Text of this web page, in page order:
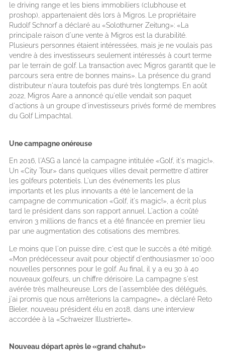
le driving range et les biens immobiliers (clubhouse et
proshop), appartenaient dès lors à Migros. Le propriétaire
Rudolf Schnorf a déclaré au «Solothurner Zeitung»: «La
principale raison d'une vente à Migros est la durabilité.
Plusieurs personnes étaient intéressées, mais je ne voulais pas
vendre à des investisseurs seulement intéressés à court terme
par le terrain de golf. La transaction avec Migros garantit que le
parcours sera entre de bonnes mains». La présence du grand
distributeur n'aura toutefois pas duré très longtemps. En août
2022, Migros Aare a annoncé qu'elle vendait son paquet
d'actions à un groupe d'investisseurs privés formé de membres
du Golf Limpachtal.
Une campagne onéreuse
En 2016, l'ASG a lancé la campagne intitulée «Golf, it's magic!».
Un «City Tour» dans quelques villes devait permettre d'attirer
les golfeurs potentiels. L'un des événements les plus
importants et les plus innovants a été le lancement de la
campagne de communication «Golf, it's magic!», a écrit plus
tard le président dans son rapport annuel. L'action a coûté
environ 3 millions de francs et a été financée en premier lieu
par une augmentation des cotisations des membres.
Le moins que l'on puisse dire, c'est que le succès a été mitigé.
«Mon prédécesseur avait pour objectif d'enthousiasmer 10'000
nouvelles personnes pour le golf. Au final, il y a eu 30 à 40
nouveaux golfeurs, un chiffre dérisoire. La campagne s'est
avérée très malheureuse. Lors de l'assemblée des délégués,
j'ai promis que nous arrêterions la campagne», a déclaré Reto
Bieler, nouveau président élu en 2018, dans une interview
accordée à la «Schweizer Illustrierte».
Nouveau départ après le «grand chahut»